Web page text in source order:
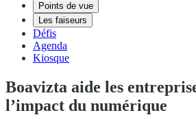
Points de vue
Les faiseurs
Défis
Agenda
Kiosque
Boavizta aide les
l’impact du numérique